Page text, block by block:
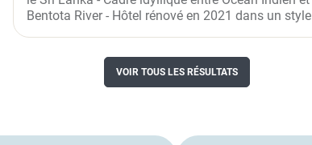
Bentota River - Hôtel rénové en 2021 dans un style
VOIR TOUS LES RÉSULTATS